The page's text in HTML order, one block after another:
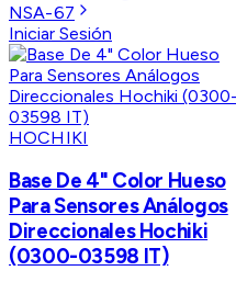
NSA-67
Iniciar Sesión
HOCHIKI
Base De 4" Color Hueso
Para Sensores Análogos
Direccionales Hochiki
(0300-03598 IT)